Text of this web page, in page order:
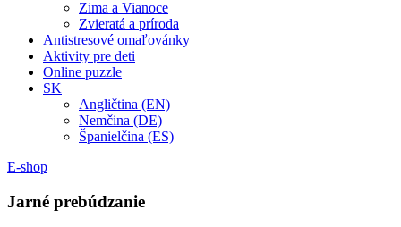
Zima a Vianoce
Zvieratá a príroda
Antistresové omaľovánky
Aktivity pre deti
Online puzzle
SK
Angličtina (EN)
Nemčina (DE)
Španielčina (ES)
E-shop
Jarné prebúdzanie